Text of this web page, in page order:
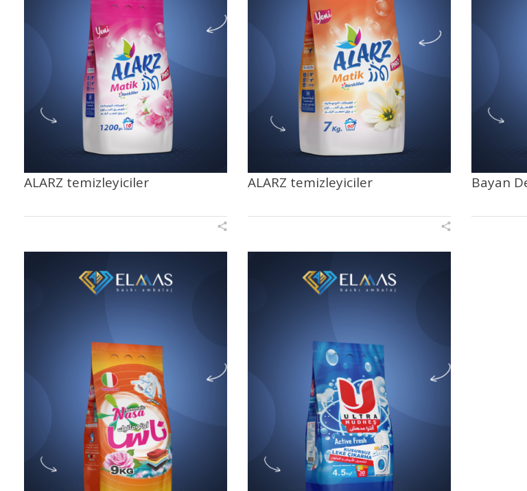
ALARZ temizleyiciler ALARZ temizleyiciler Bayan